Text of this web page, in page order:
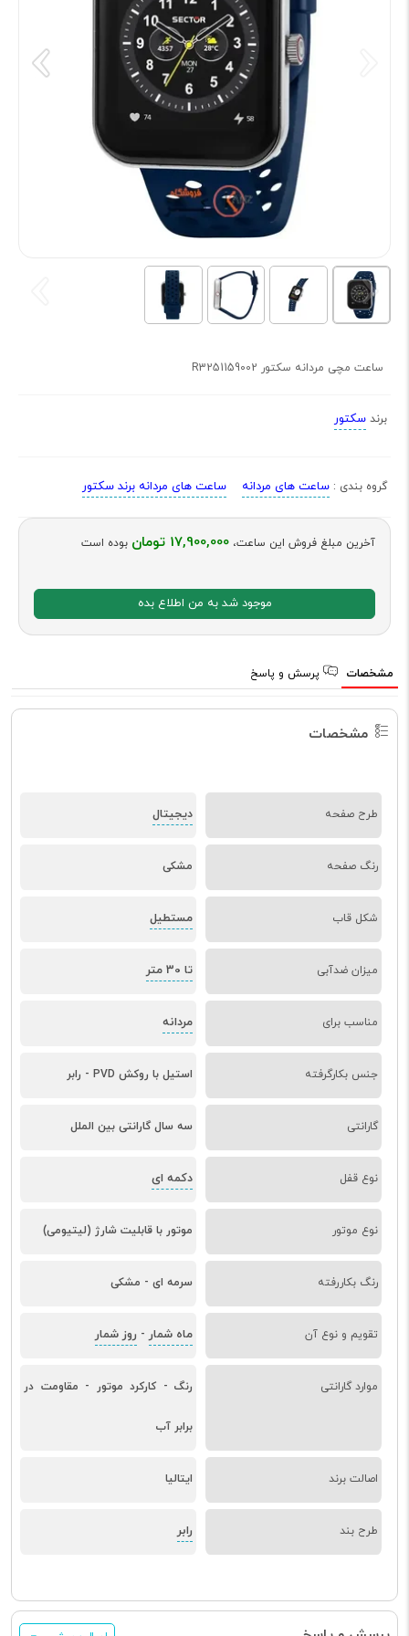
ساعت مچی مردانه سکتور R3251159002
برند سکتور
گروه بندی : ساعت های مردانه ساعت های مردانه برند سکتور
آخرین مبلغ فروش این ساعت، 17,900,000 تومان بوده است
موجود شد به من اطلاع بده
مشخصات پرسش و پاسخ
مشخصات
طرح صفحه دیجیتال
رنگ صفحه مشکی
شکل قاب مستطیل
میزان ضدآبی تا 30 متر
مناسب برای مردانه
جنس بکارگرفته استیل با روکش PVD - رابر
گارانتی سه سال گارانتی بین الملل
نوع قفل دکمه ای
نوع موتور موتور با قابلیت شارژ (لیتیومی)
رنگ بکاررفته سرمه ای - مشکی
تقویم و نوع آن ماه شمار - روز شمار
موارد گارانتی رنگ - کارکرد موتور - مقاومت در
برابر آب
اصالت برند ایتالیا
طرح بند رابر